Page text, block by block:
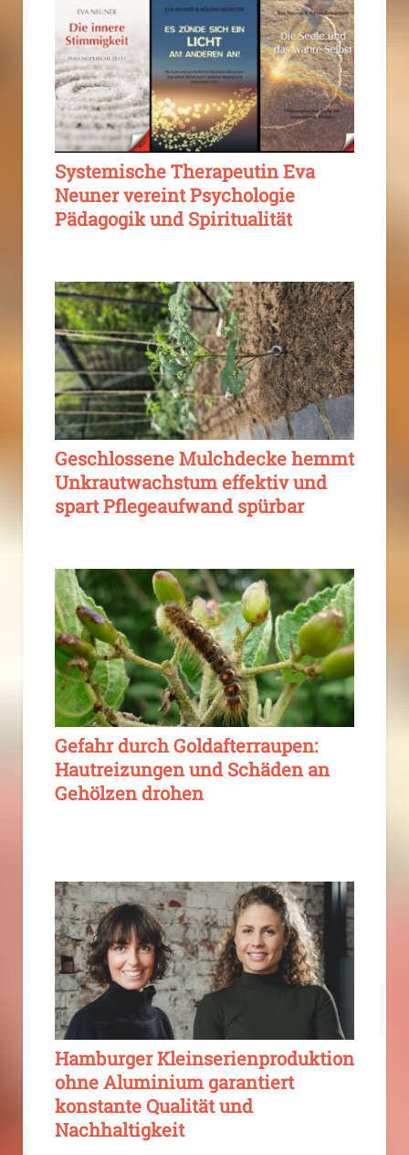
Systemische Therapeutin Eva
Neuner vereint Psychologie
Pädagogik und Spiritualität
Geschlossene Mulchdecke hemmt
Unkrautwachstum effektiv und
spart Pflegeaufwand spürbar
Gefahr durch Goldafterraupen:
Hautreizungen und Schäden an
Gehölzen drohen
Hamburger Kleinserienproduktion
ohne Aluminium garantiert
konstante Qualität und
Nachhaltigkeit